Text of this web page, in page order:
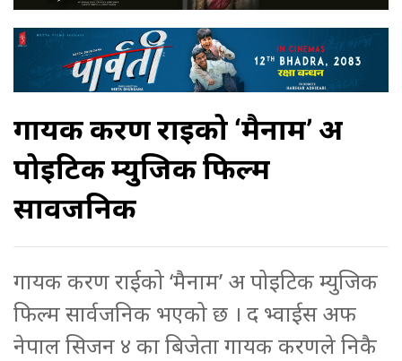
गायक करण राईको ‘मैनाम’ अ
पोइटिक म्युजिक फिल्म
सार्वजनिक
गायक करण राईको ‘मैनाम’ अ पोइटिक म्युजिक
फिल्म सार्वजनिक भएको छ । द भ्वाईस अफ
नेपाल सिजन ४ का बिजेता गायक करणले निकै